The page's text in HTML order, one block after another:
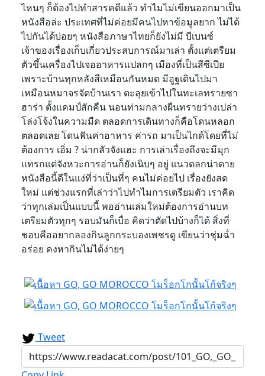
ไหนๆ ก็ต้องไปทำสารคดีแล้ว ทำไมไม่เขียนออกมาเป็น
หนังสือล่ะ ประเทศที่ไม่ค่อยมีคนไปหาข้อมูลยาก ไม่ได้
ไปกันได้บ่อยๆ หนังสือภาษาไทยก็ยังไม่มี บีเบนซ์
เจ้าของเรื่องเก็บเกี่ยวประสบการณ์มาเล่า ตั้งแต่เตรียม
ตัวขึ้นเครื่องไปเจออาหารแปลกๆ เมืองที่เป็นสีซีเปีย
เพราะบ้านทุกหลังสีเหมือนกันหมด มีอูฐเดินไปมา
เหมือนหมาจรจัดบ้านเรา ตะลุยเข้าไปในทะเลทรายซา
ฮาร่า ตั้งแคมป์สักคืน นอนท่ามกลางผืนทรายว่างเปล่า
โล่งโจ้งในความมืด ตลอดการเดินทางก็คือโดนหลอก
ตลอดเลย โดนฟันค่าอาหาร ค่ารถ มาเป็นไกด์โดยที่ไม่
ต้องการ เอิ่ม ? น่ากลัวจังแฮะ การเล่าเรื่องถึงจะมีมุก
แทรกแต่จังหวะการอ่านก็ยังเนิบๆ อยู่ แนวตลกน่าตาย
หนังสือนี้ดีในแง่ที่ว่าเป็นที่ๆ คนไม่ค่อยไป เรื่องยังสด
ใหม่ แต่ช่วงแรกที่เล่าว่าไปทำไมการเตรียมตัว เราคิด
ว่าทุกเล่มเป็นแบบนี้ พออ่านเล่มใหม่ต้องการอ่านบท
เตรียมตัวทุกๆ รอบมันก็เบื่อ คิดว่าตัดไปบ้างก็ได้ สิ่งที่
ชอบคืออยากลองกินลูกกระบองเพชรดู เขียนว่าชุ่มฉ่ำ
อร่อย คงหากินไม่ได้ง่ายๆ
Tweet